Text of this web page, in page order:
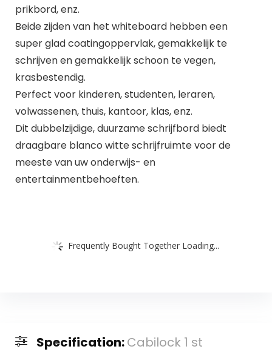
prikbord, enz.
Beide zijden van het whiteboard hebben een
super glad coatingoppervlak, gemakkelijk te
schrijven en gemakkelijk schoon te vegen,
krasbestendig.
Perfect voor kinderen, studenten, leraren,
volwassenen, thuis, kantoor, klas, enz.
Dit dubbelzijdige, duurzame schrijfbord biedt
draagbare blanco witte schrijfruimte voor de
meeste van uw onderwijs- en
entertainmentbehoeften.
Frequently Bought Together Loading...
Specification:Cabilock 1 st